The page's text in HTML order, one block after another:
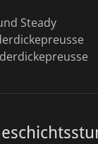
Steady